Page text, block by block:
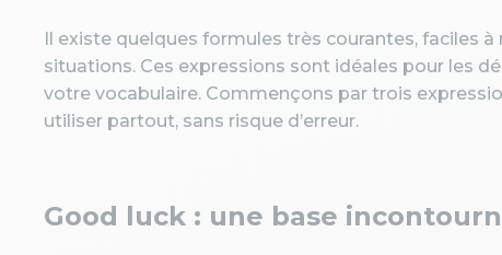
Il existe quelques formules très courantes, faciles
situations. Ces expressions sont idéales pour les
votre vocabulaire. Commençons par trois
utiliser partout, sans risque d’erreur.
Good luck : une base